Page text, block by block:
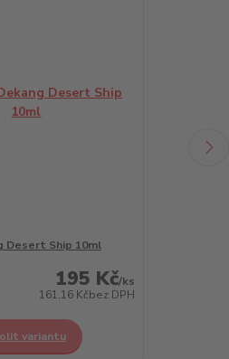
Desert Ship 10ml
195 Kč/ks
161,16 Kčbez DPH
variantu